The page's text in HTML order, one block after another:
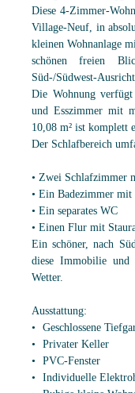
Diese 4-Zimmer-
Village-Neuf, in
kleinen Wohnanlage
schönen freien
Süd-/Südwest-
Die Wohnung
und Esszimmer mit
10,08 m² ist komplett
Der Schlafbereich
• Zwei Schlafzimmer
• Ein Badezimmer mit
• Ein separates WC
• Einen Flur mit
Ein schöner, nach
diese Immobilie und
Wetter.
Ausstattung:
Geschlossene
Privater Keller
PVC-Fenster
Individuelle